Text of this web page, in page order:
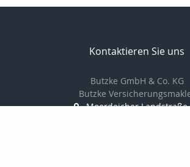
Kontaktieren Sie uns
Butzke GmbH & Co. KG
Butzke
Moordeicher Landstraße